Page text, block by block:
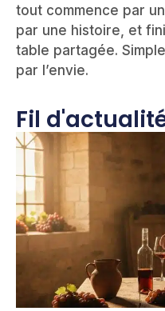
tout commence par
par une histoire, et
table partagée.
par l’envie.
Fil